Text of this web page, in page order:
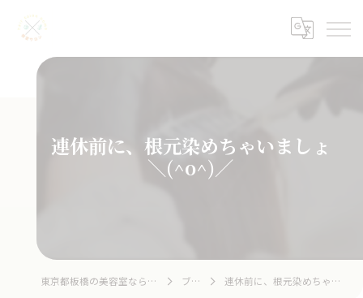
連休前に、根元染めちゃいましょ
＼(^o^)／
東京都板橋の美容室ならhair salon home ブログ 連休前に、根元染めちゃいましょ＼(^o^)／